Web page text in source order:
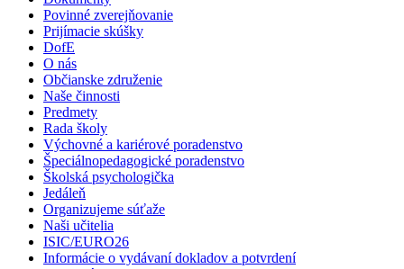
Povinné zverejňovanie
Prijímacie skúšky
DofE
O nás
Občianske združenie
Naše činnosti
Predmety
Rada školy
Výchovné a kariérové poradenstvo
Špeciálnopedagogické poradenstvo
Školská psychologička
Jedáleň
Organizujeme súťaže
Naši učitelia
ISIC/EURO26
Informácie o vydávaní dokladov a potvrdení